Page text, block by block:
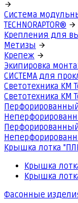
Система
TECHNORAPTOR®
Крепления для
Метизы
Крепеж
Экипировка
СИСТЕМА для
Светотехника КМ
Светотехника КМ
Крышка лотка
Крышка
Крышка
Фасонные